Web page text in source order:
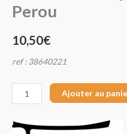
Perou
10,50€
ref : 38640221
Ajouter au